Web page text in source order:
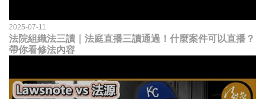
2025-07-11
法院組織法三讀｜法庭直播三讀通過！什麼案件可以直播？
帶你看修法內容